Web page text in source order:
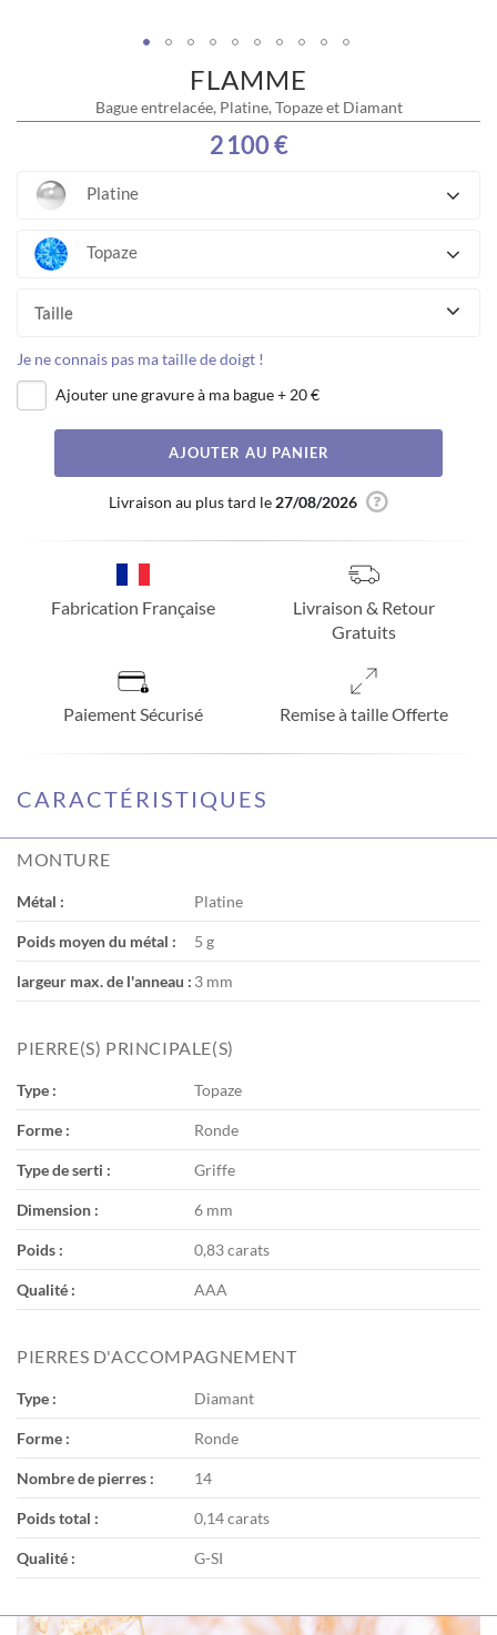
FLAMME
Bague entrelacée, Platine, Topaze et Diamant
2 100 €
Platine
Topaze
Taille
Je ne connais pas ma taille de doigt !
Ajouter une gravure à ma bague+ 20 €
AJOUTER AU PANIER
Livraison au plus tard le 27/08/2026
Fabrication Française
Livraison & Retour
Gratuits
Paiement Sécurisé Remise à taille Offerte
images
CARACTÉRISTIQUES
MONTURE
Métal : Platine
Poids moyen du métal : 5 g
largeur max. de l'anneau : 3 mm
PIERRE(S) PRINCIPALE(S)
Type : Topaze
Forme : Ronde
Type de serti : Griffe
Dimension : 6 mm
Poids : 0,83 carats
Qualité : AAA
PIERRES D'ACCOMPAGNEMENT
Type : Diamant
Forme : Ronde
Nombre de pierres : 14
Poids total : 0,14 carats
Qualité : G-SI